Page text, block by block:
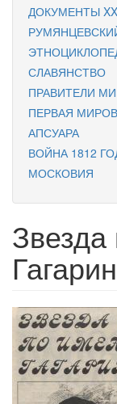
ДОКУМЕНТЫ
СЛАВЯНСТВО
ПРАВИТЕЛИ
ПЕРВАЯ
АПСУАРА
ВОЙНА 1812
МОСКОВИЯ
Гагарин